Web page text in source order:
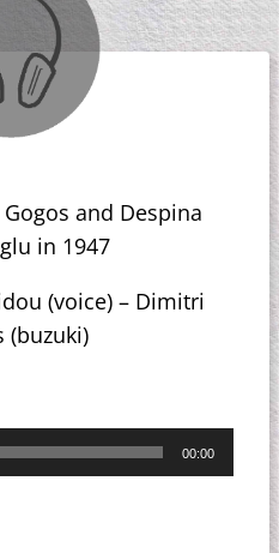
and Despina
in 1947
(voice) – Dimitri
(buzuki)
Πρόγραμμα
Αναπαραγωγής
00:00